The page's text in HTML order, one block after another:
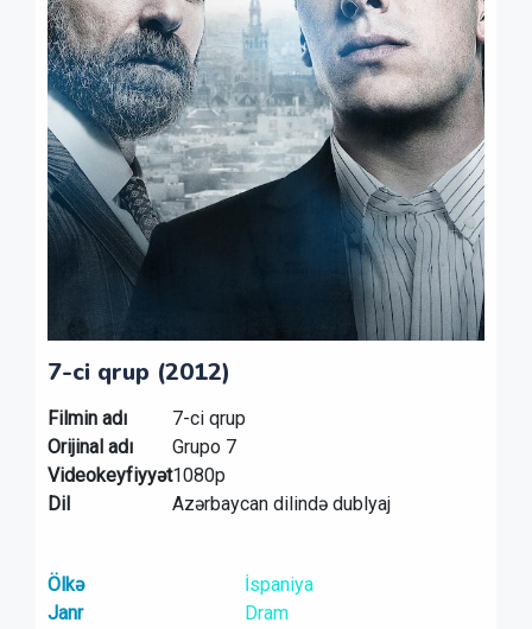
7-ci qrup (2012)
Filmin adı
7-ci qrup
Orijinal adı
Grupo 7
Videokeyfiyyət1080p
Dil
Azərbaycan dilində dublyaj
Ölkə
İspaniya
Janr
Dram